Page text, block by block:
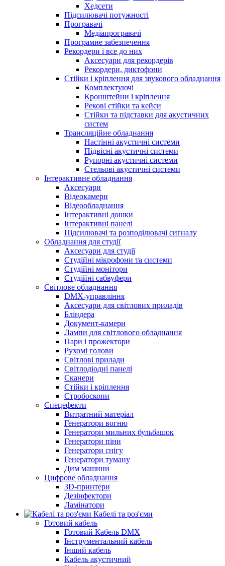
Хедсети
Підсилювачі потужності
Програвачі
Медіапрогравачі
Програмне забезпечення
Рекордери і все до них
Аксесуари для рекордерів
Рекордери, диктофони
Стійки і кріплення для звукового обладнання
Комплектуючі
Кронштейни і кріплення
Рекові стійки та кейси
Стійки та підставки для акустичних
систем
Трансляційне обладнання
Настінні акустичні системи
Підвісні акустичні системи
Рупорні акустичні системи
Стельові акустичні системи
Інтерактивне обладнання
Аксесуари
Відеокамери
Відеообладнання
Інтерактивні дошки
Інтерактивні панелі
Підсилювачі та розподілювачі сигналу
Обладнання для студії
Аксесуари для студії
Студійні мікрофони та системи
Студійні монітори
Студійні сабвуфери
Світлове обладнання
DMX-управління
Аксесуари для світлових приладів
Бліндера
Документ-камери
Лампи для світлового обладнання
Пари і прожектори
Рухомі голови
Світлові прилади
Світлодіодні панелі
Сканери
Стійки і кріплення
Стробоскопи
Спецефекти
Витратний матеріал
Генератори вогню
Генератори мильних бульбашок
Генератори піни
Генератори снігу
Генератори туману
Дим машини
Цифрове обладнання
3D-принтери
Дезінфектори
Ламінатори
Кабелі та роз'єми
Готовий кабель
Готовий Кабель DMX
Інструментальний кабель
Інший кабель
Кабель акустичний